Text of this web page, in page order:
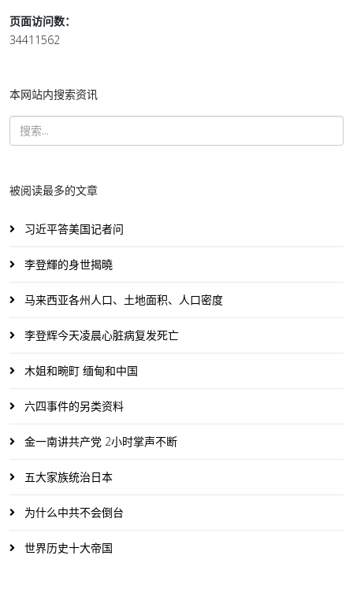
页面访问数：
34411562
本网站内搜索资讯
被阅读最多的文章
习近平答美国记者问
李登輝的身世揭曉
马来西亚各州人口、土地面积、人口密度
李登辉今天凌晨心脏病复发死亡
木姐和畹町 缅甸和中国
六四事件的另类资料
金一南讲共产党 2小时掌声不断
五大家族统治日本
为什么中共不会倒台
世界历史十大帝国